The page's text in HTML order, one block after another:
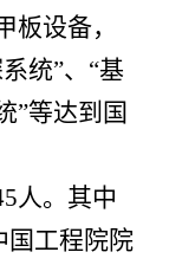
板设备，
统”、“基
”等达到国
人。其中
国工程院院